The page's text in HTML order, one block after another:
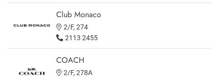
Club Monaco
2/F, 274
2113 2455
COACH
2/F, 278A